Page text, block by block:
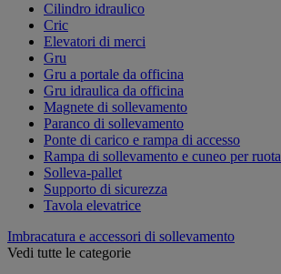
Cilindro idraulico
Cric
Elevatori di merci
Gru
Gru a portale da officina
Gru idraulica da officina
Magnete di sollevamento
Paranco di sollevamento
Ponte di carico e rampa di accesso
Rampa di sollevamento e cuneo per ruota
Solleva-pallet
Supporto di sicurezza
Tavola elevatrice
Imbracatura e accessori di sollevamento
Vedi tutte le categorie